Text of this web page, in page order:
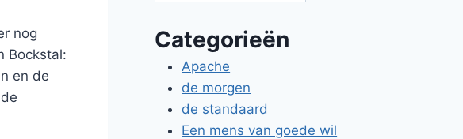
nog
Bockstal:
en de
Categorieën
Apache
de morgen
de standaard
Een mens van goede wil